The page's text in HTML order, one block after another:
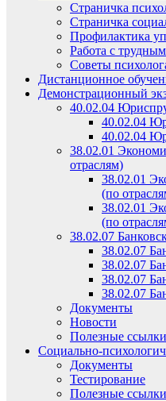
Страничка
Страничка
Профилактика
Работа с
Советы
Дистанционное
Демонстрационный
40.02.04
40.02.04
40.02.04
38.02.01
отраслям)
38.02.01
(по
38.02.01
(по
38.02.07
38.02.07
38.02.07
38.02.07
38.02.07
Документы
Новости
Полезные ссылки
Социально-
Документы
Тестирование
Полезные ссылки